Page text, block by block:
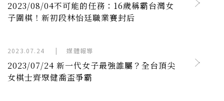
2023/08/04不可能的任務：16歲稱霸台灣女
子圍棋！新初段林怡廷職業賽封后
2023.07.24 | 媒體報導
2023/07/24 新一代女子最強誰屬？全台頂尖
女棋士齊聚健喬盃爭霸